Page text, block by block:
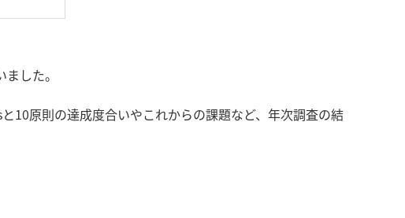
した。
10原則の達成度合いやこれからの課題など、年次調査の結